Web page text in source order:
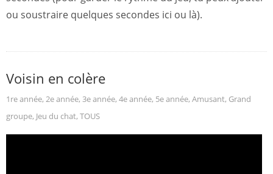
ou soustraire quelques secondes ici ou là).
Voisin en colère
1re année, 2e année, 3e année, 4e année, 5e année, Amusant, Grand
groupe, Jeu du chat, TOUS